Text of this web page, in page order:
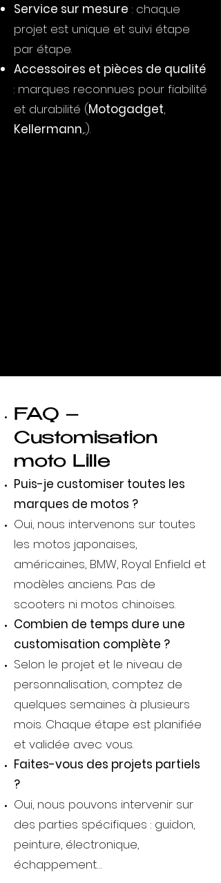
Service sur mesure : chaque
projet est unique et suivi étape
par étape.
Accessoires et pièces de qualité
: marques reconnues pour fiabilité
et durabilité (Motogadget,
Kellermann,...).
FAQ –
Customisation
moto Lille
Puis-je customiser toutes les
marques de motos ?
Oui, nous intervenons sur toutes
les motos japonaises,
américaines, BMW, Royal Enfield et
modèles anciens. Pas de
scooters ni motos chinoises.
Combien de temps dure une
customisation complète ?
Selon le projet et le niveau de
personnalisation, comptez de
quelques semaines à plusieurs
mois. Chaque étape est planifiée
et validée avec vous.
Faites-vous des projets partiels
?
Oui, nous pouvons intervenir sur
des parties spécifiques : guidon,
peinture, électronique,
échappement…